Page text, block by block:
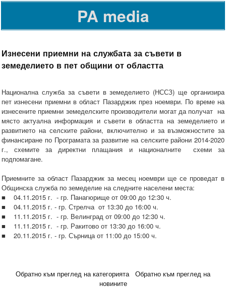
PA media
Изнесени приемни на службата за съвети в
земеделието в пет общини от областта
Национална служба за съвети в земеделието (НССЗ) ще организира
пет изнесени приемни в област Пазарджик през ноември. По време на
изнесените приемни земеделските производители могат да получат на
място актуална информация и съвети в областта на земеделието и
развитието на селските райони, включително и за възможностите за
финансиране по Програмата за развитие на селските райони 2014-2020
г., схемите за директни плащания и националните схеми за
подпомагане.
Приемните за област Пазарджик за месец ноември ще се проведат в
Общинска служба по земеделие на следните населени места:
■ 04.11.2015 г. - гр. Панагюрище от 09:00 до 12:30 ч.
■ 04.11.2015 г. - гр. Стрелча от 13:30 до 16:00 ч.
■ 11.11.2015 г. - гр. Велинград от 09:00 до 12:30 ч.
■ 11.11.2015 г. - гр. Ракитово от 13:30 до 16:00 ч.
■ 20.11.2015 г. - гр. Сърница от 11:00 до 15:00 ч.
Обратно към преглед на категорията
Обратно към преглед на
новините